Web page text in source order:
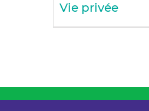
Vie privée